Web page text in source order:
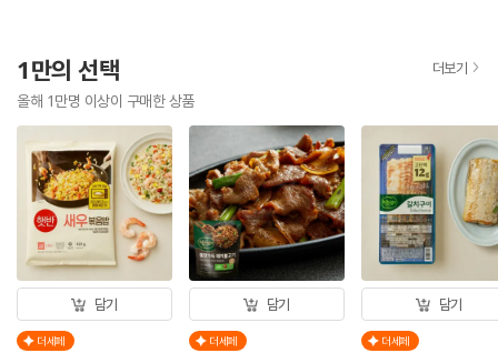
1만의 선택
올해 1만명 이상이 구매한 상품
더보기
담기
더세페
담기
더세페
담기
더세페